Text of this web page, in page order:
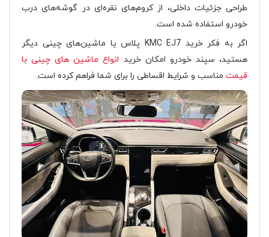
طراحی جزئیات داخلی، از کروم‌های نقره‌ای در گوشه‌های درب
خودرو استفاده شده است.
اگر به فکر خرید KMC EJ7 پلاس یا ماشین‌های چینی دیگر
هستید، سپند خودرو امکان خرید انواع ماشین های چینی با
قیمت مناسب و شرایط اقساطی را برای شما فراهم کرده است.